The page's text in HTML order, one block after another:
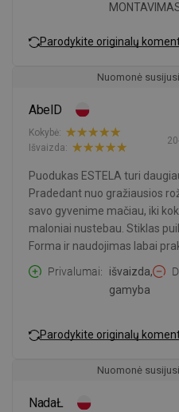
Parodykite originalų
Nuomonė
AbelD
Kokybė:
Išvaizda:
Puodukas ESTELA turi
Pradedant nuo gražiausios
savo gyvenime mačiau, iki
maloniai nustebau. Stiklas
Forma ir naudojimas labai
Privalumai
išvaizda,
gamyba
Parodykite originalų
Nuomonė
NadaŁ